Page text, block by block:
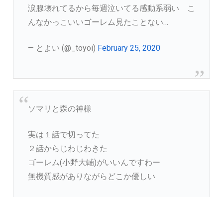
涙腺壊れてるから毎週泣いてる感動系弱い こ
んなかっこいいゴーレム見たことない…
— とよい (@_toyoi) February 25, 2020
ソマリと森の神様
実は１話で切ってた
２話からじわじわきた
ゴーレム(小野大輔)がいいんですわー
無機質感がありながらどこか優しい